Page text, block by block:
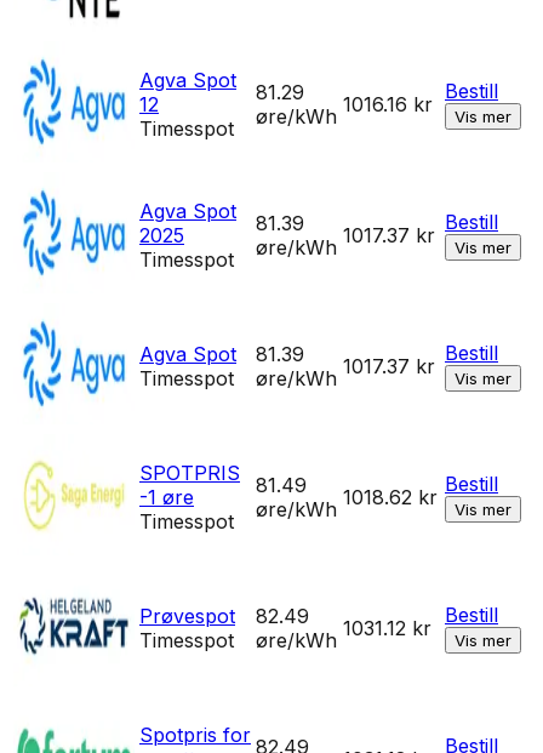
Agva Spot
12
Timesspot
81.29
øre/kWh 1016.16 kr
Bestill
Vis mer
Agva Spot
2025
Timesspot
81.39
øre/kWh 1017.37 kr
Bestill
Vis mer
Agva Spot
Timesspot
81.39
øre/kWh 1017.37 kr
Bestill
Vis mer
SPOTPRIS
-1 øre
Timesspot
81.49
øre/kWh 1018.62 kr
Bestill
Vis mer
Prøvespot
Timesspot
82.49
øre/kWh 1031.12 kr
Bestill
Vis mer
Spotpris for 82.49
Bestill